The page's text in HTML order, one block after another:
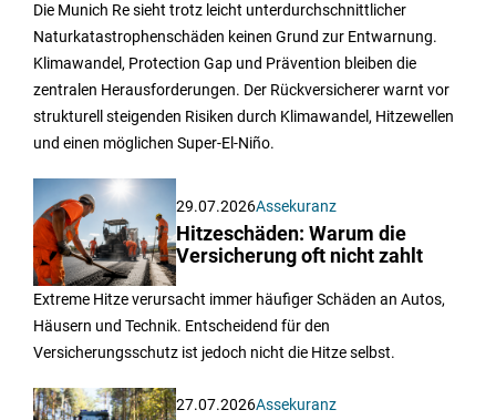
Die Munich Re sieht trotz leicht unterdurchschnittlicher
Naturkatastrophenschäden keinen Grund zur Entwarnung.
Klimawandel, Protection Gap und Prävention bleiben die
zentralen Herausforderungen. Der Rückversicherer warnt vor
strukturell steigenden Risiken durch Klimawandel, Hitzewellen
und einen möglichen Super-El-Niño.
29.07.2026Assekuranz
Hitzeschäden: Warum die
Versicherung oft nicht zahlt
Extreme Hitze verursacht immer häufiger Schäden an Autos,
Häusern und Technik. Entscheidend für den
Versicherungsschutz ist jedoch nicht die Hitze selbst.
27.07.2026Assekuranz